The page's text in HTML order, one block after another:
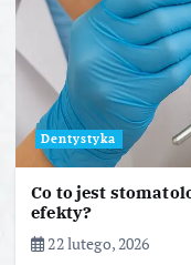
Dentystyka
Co to jest
efekty?
22 lutego, 2026